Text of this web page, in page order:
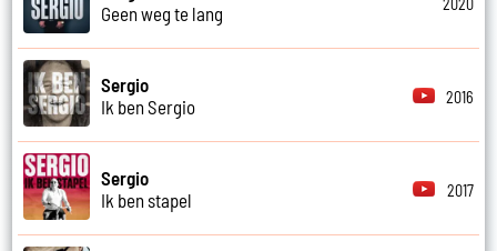
Geen weg te lang
Sergio
Ik ben Sergio
2016
Sergio
Ik ben stapel
2017